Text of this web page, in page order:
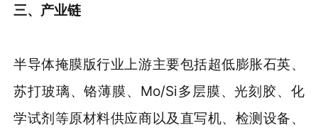
三、产业链
半导体掩膜版行业上游主要包括超低膨胀石英、
苏打玻璃、铬薄膜、Mo/Si多层膜、光刻胶、化
学试剂等原材料供应商以及直写机、检测设备、